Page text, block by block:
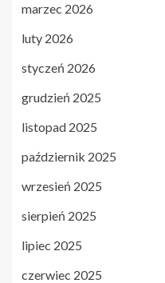
marzec 2026
luty 2026
styczeń 2026
grudzień 2025
listopad 2025
październik 2025
wrzesień 2025
sierpień 2025
lipiec 2025
czerwiec 2025